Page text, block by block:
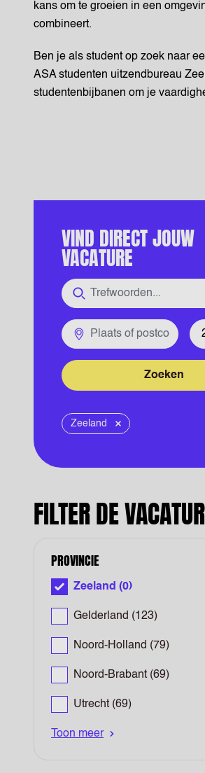
kans om te groeien in een
combineert.
Ben je als student op zoek naar
ASA studenten uitzendbureau
studentenbijbanen om je
VIND DIRECT JOUW
VACATURE
Functie
Plaats of postcode
Zoeken
Zeeland
Verwijder
FILTER DE
PROVINCIE
Zeeland (0)
Gelderland (123)
Noord-Holland (79)
Noord-Brabant (69)
Utrecht (69)
Toon meer